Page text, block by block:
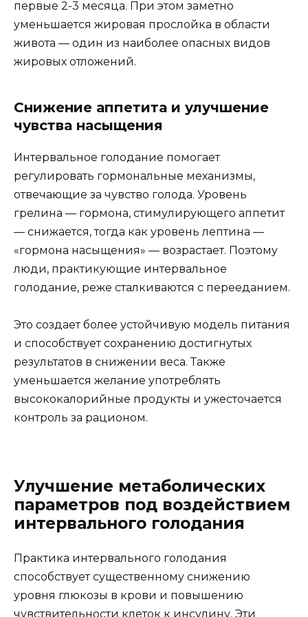
первые 2-3 месяца. При этом заметно
уменьшается жировая прослойка в области
живота — один из наиболее опасных видов
жировых отложений.
Снижение аппетита и улучшение
чувства насыщения
Интервальное голодание помогает
регулировать гормональные механизмы,
отвечающие за чувство голода. Уровень
грелина — гормона, стимулирующего аппетит
— снижается, тогда как уровень лептина —
«гормона насыщения» — возрастает. Поэтому
люди, практикующие интервальное
голодание, реже сталкиваются с перееданием.
Это создает более устойчивую модель питания
и способствует сохранению достигнутых
результатов в снижении веса. Также
уменьшается желание употреблять
высококалорийные продукты и ужесточается
контроль за рационом.
Улучшение метаболических
параметров под воздействием
интервального голодания
Практика интервального голодания
способствует существенному снижению
уровня глюкозы в крови и повышению
чувствительности клеток к инсулину. Эти